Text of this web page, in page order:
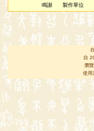
鳴謝
製作單位
自
瀏
使用